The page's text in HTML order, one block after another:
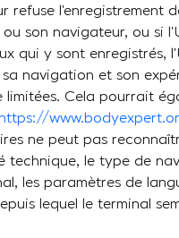
refuse l’enregistrement
son navigateur, ou si
qui y sont enregistrés,
navigation et son
limitées. Cela pourrait
ne peut pas
technique, le type de
les paramètres de
lequel le terminal